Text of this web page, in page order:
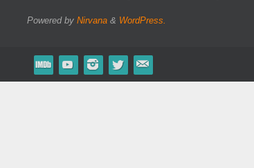
Powered by Nirvana& WordPress.